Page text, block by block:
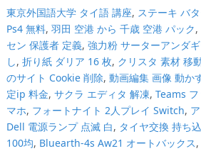
東京外国語大学 タイ語 講座, ステーキ バ
Ps4 無料, 羽田 空港 から 千歳 空港 パック,
セン 保護者 定義, 強力粉 サーターアンダ
し, 折り紙 ダリア 16 枚, クリスタ 素材 移
のサイト Cookie 削除, 動画編集 画像 動か
定ip 料金, サクラ エディタ 解凍, Teams
マホ, フォートナイト 2人プレイ Switch,
Dell 電源ランプ 点滅 白, タイヤ交換 持ち
100均, Bluearth-4s Aw21 オートバックス,